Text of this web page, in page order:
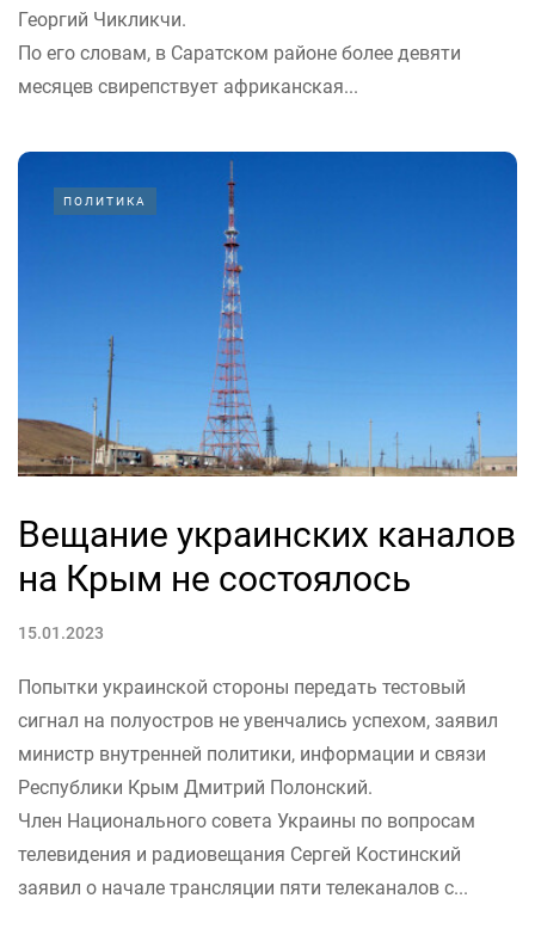
Георгий Чикликчи.
По его словам, в Саратском районе более девяти
месяцев свирепствует африканская...
ПОЛИТИКА
Вещание украинских каналов
на Крым не состоялось
15.01.2023
Попытки украинской стороны передать тестовый
сигнал на полуостров не увенчались успехом, заявил
министр внутренней политики, информации и связи
Республики Крым Дмитрий Полонский.
Член Национального совета Украины по вопросам
телевидения и радиовещания Сергей Костинский
заявил о начале трансляции пяти телеканалов с...